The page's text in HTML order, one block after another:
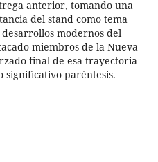
anterior, tomando una
del stand como tema
modernos del
miembros de la Nueva
final de esa trayectoria
significativo paréntesis.